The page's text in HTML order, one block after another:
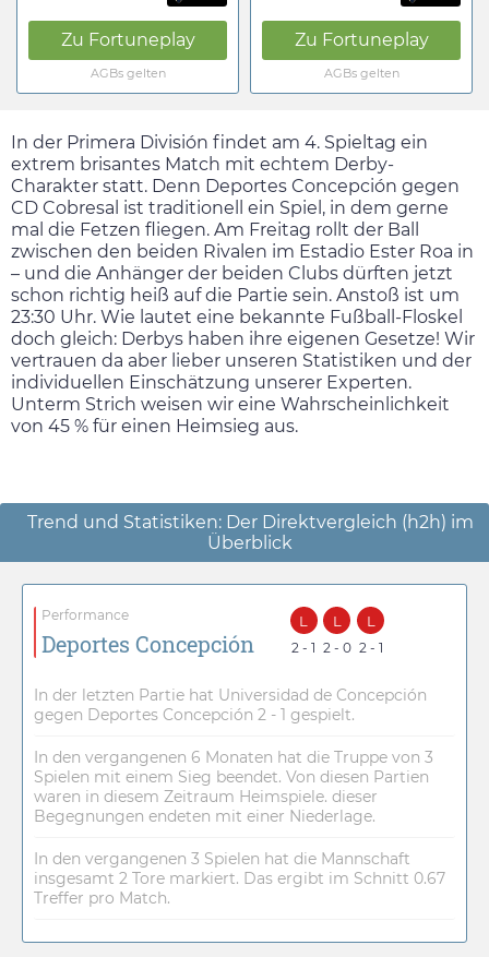
Zu Fortuneplay
AGBs gelten
Zu Fortuneplay
AGBs gelten
In der Primera División findet am 4. Spieltag ein
extrem brisantes Match mit echtem Derby-
Charakter statt. Denn Deportes Concepción gegen
CD Cobresal ist traditionell ein Spiel, in dem gerne
mal die Fetzen fliegen. Am Freitag rollt der Ball
zwischen den beiden Rivalen im Estadio Ester Roa in
– und die Anhänger der beiden Clubs dürften jetzt
schon richtig heiß auf die Partie sein. Anstoß ist um
23:30 Uhr. Wie lautet eine bekannte Fußball-Floskel
doch gleich: Derbys haben ihre eigenen Gesetze! Wir
vertrauen da aber lieber unseren Statistiken und der
individuellen Einschätzung unserer Experten.
Unterm Strich weisen wir eine Wahrscheinlichkeit
von 45 % für einen Heimsieg aus.
Trend und Statistiken: Der Direktvergleich (h2h) im
Überblick
Performance
Deportes Concepción
L
2 - 1
L
2 - 0
L
2 - 1
In der letzten Partie hat Universidad de Concepción
gegen Deportes Concepción 2 - 1 gespielt.
In den vergangenen 6 Monaten hat die Truppe von 3
Spielen mit einem Sieg beendet. Von diesen Partien
waren in diesem Zeitraum Heimspiele. dieser
Begegnungen endeten mit einer Niederlage.
In den vergangenen 3 Spielen hat die Mannschaft
insgesamt 2 Tore markiert. Das ergibt im Schnitt 0.67
Treffer pro Match.